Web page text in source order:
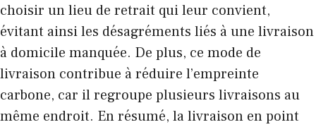
choisir un lieu de retrait qui leur convient,
évitant ainsi les désagréments liés à une livraison
à domicile manquée. De plus, ce mode de
livraison contribue à réduire l’empreinte
carbone, car il regroupe plusieurs livraisons au
même endroit. En résumé, la livraison en point